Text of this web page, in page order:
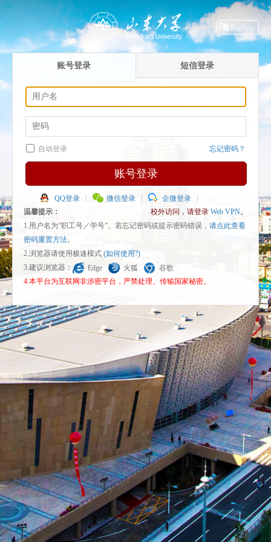
English
账号登录 短信登录
自动登录 忘记密码？
账号登录
QQ登录 微信登录
企微登录
温馨提示：
校外访问，请登录 Web VPN。
1.用户名为“职工号／学号”。若忘记密码或提示密码错误， 请点此查看
密码重置方法。
2.浏览器请使用极速模式 (如何使用?)
3.建议浏览器：
Edge 火狐
谷歌
4.本平台为互联网非涉密平台，严禁处理、传输国家秘密。